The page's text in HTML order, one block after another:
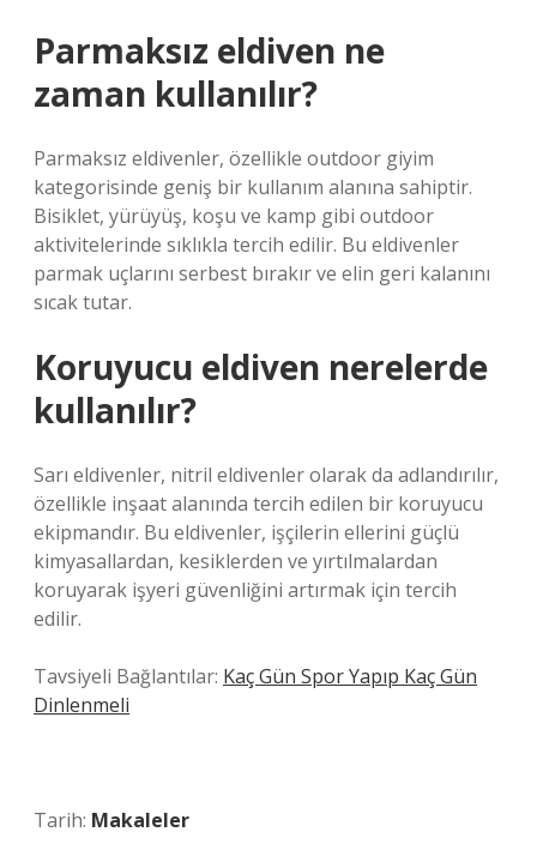
Parmaksız eldiven ne
zaman kullanılır?
Parmaksız eldivenler, özellikle outdoor giyim
kategorisinde geniş bir kullanım alanına sahiptir.
Bisiklet, yürüyüş, koşu ve kamp gibi outdoor
aktivitelerinde sıklıkla tercih edilir. Bu eldivenler
parmak uçlarını serbest bırakır ve elin geri kalanını
sıcak tutar.
Koruyucu eldiven nerelerde
kullanılır?
Sarı eldivenler, nitril eldivenler olarak da adlandırılır,
özellikle inşaat alanında tercih edilen bir koruyucu
ekipmandır. Bu eldivenler, işçilerin ellerini güçlü
kimyasallardan, kesiklerden ve yırtılmalardan
koruyarak işyeri güvenliğini artırmak için tercih
edilir.
Tavsiyeli Bağlantılar: Kaç Gün Spor Yapıp Kaç Gün
Dinlenmeli
Tarih: Makaleler